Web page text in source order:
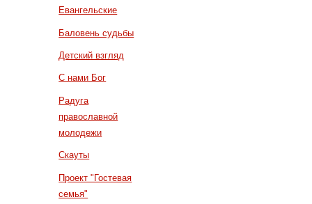
Евангельские
Баловень судьбы
Детский взгляд
С нами Бог
Радуга
православной
молодежи
Скауты
Проект "Гостевая
семья"